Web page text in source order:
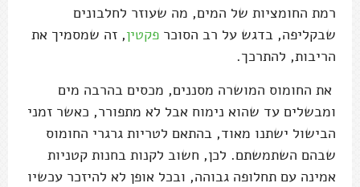
רמת החומציות של המים, מה שעוזר לחלבונים
שבקליפה, בדגש על רב הסוכר פקטין, זה שמסמיך את
הריבות, להתרכך.
את החומוס המושרה מסננים, מכסים בהרבה מים
ומבשלים עד שהוא נימוח אבל לא מתפורר, כאשר זמני
הבישול ישתנו מאוד, בהתאם לטריות גרגרי החומוס
שבהם השתמשתם. לכן, חשוב לקנות בחנות קטניות
אמינה עם תחלופה גבוהה, ובכל אופן לא להיזכר עכשיו